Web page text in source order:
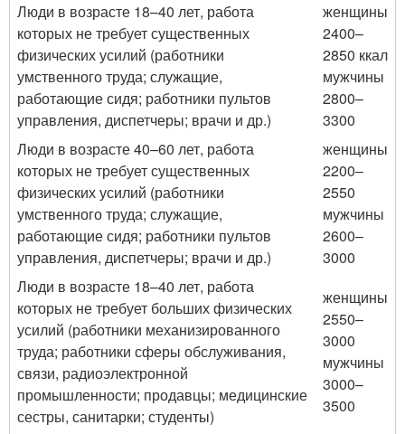
Люди в возрасте 18–40 лет, работа
которых не требует существенных
физических усилий (работники
умственного труда; служащие,
работающие сидя; работники пультов
управления, диспетчеры; врачи и др.)
женщины
2400–
2850 ккал
мужчины
2800–
3300
Люди в возрасте 40–60 лет, работа
которых не требует существенных
физических усилий (работники
умственного труда; служащие,
работающие сидя; работники пультов
управления, диспетчеры; врачи и др.)
женщины
2200–
2550
мужчины
2600–
3000
Люди в возрасте 18–40 лет, работа
которых не требует больших физических
усилий (работники механизированного
труда; работники сферы обслуживания,
связи, радиоэлектронной
промышленности; продавцы; медицинские
сестры, санитарки; студенты)
женщины
2550–
3000
мужчины
3000–
3500